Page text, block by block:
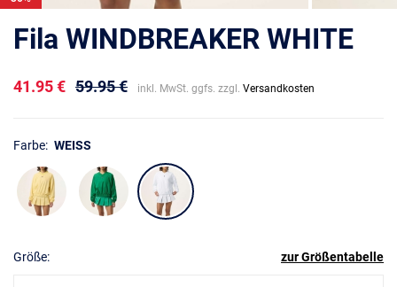
Fila WINDBREAKER WHITE
41.95 € 59.95 € inkl. MwSt. ggfs. zzgl. Versandkosten
Farbe: WEISS
Größe: zur Größentabelle